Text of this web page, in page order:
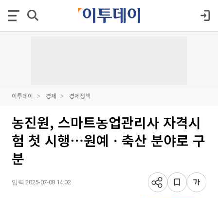
이투데이 경제 경제정책
농진원, 스마트농업관리사 자격시
험 첫 시행⋯원예ㆍ축산 분야로 구
분
입력 2025-07-08 14:02